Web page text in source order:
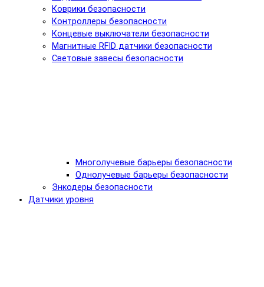
Коврики безопасности
Контроллеры безопасности
Концевые выключатели безопасности
Магнитные RFID датчики безопасности
Световые завесы безопасности
Многолучевые барьеры безопасности
Однолучевые барьеры безопасности
Энкодеры безопасности
Датчики уровня